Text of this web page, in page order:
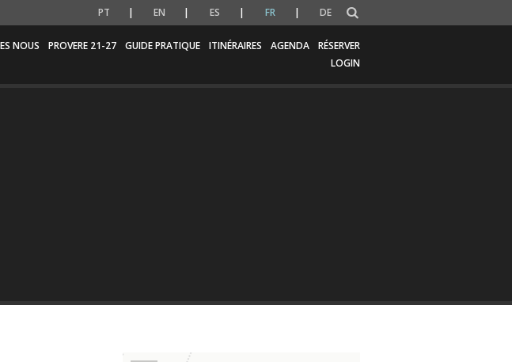
PT EN ES FR DE
NOUS PROVERE 21-27 GUIDE PRATIQUE ITINÉRAIRES AGENDA
RÉSERVER
LOGIN